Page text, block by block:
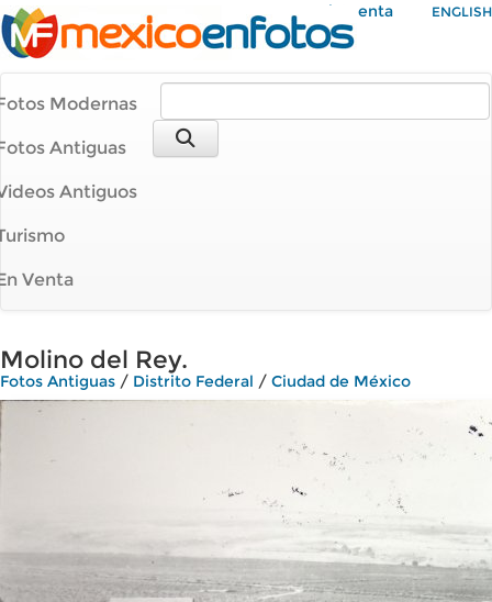
Mi Cuenta ENGLISH
Modernas
Antiguas
Antiguos
Venta
Molino del Rey.
Fotos Antiguas / Distrito Federal / Ciudad de México